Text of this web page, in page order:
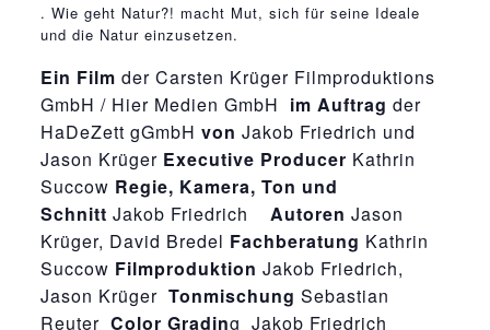
osteopathe-nyon-cabinet-monney
. Wie geht Natur?! macht Mut, sich für seine Ideale
und die Natur einzusetzen.
Ein Film der Carsten Krüger Filmproduktions
GmbH / Hier Medien GmbH im Auftrag der
HaDeZett gGmbH von Jakob Friedrich und
Jason Krüger Executive Producer Kathrin
Succow Regie, Kamera, Ton und
Schnitt Jakob Friedrich Autoren Jason
Krüger, David Bredel Fachberatung Kathrin
Succow Filmproduktion Jakob Friedrich,
Jason Krüger Tonmischung Sebastian
Reuter Color Grading Jakob Friedrich